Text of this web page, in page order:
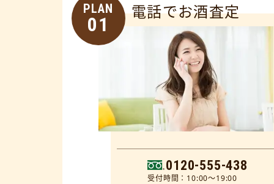
PLAN
01
電話でお酒査定
0120-555-438
受付時間：10:00～19:00